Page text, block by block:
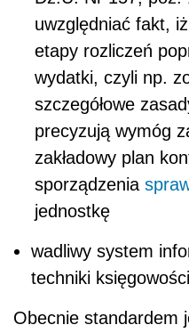
uwzględniać fakt,
etapy rozliczeń
wydatki, czyli np.
szczegółowe
precyzują wymóg
zakładowy plan
sporządzenia
jednostkę
wadliwy system
techniki księgowości
Obecnie standardem